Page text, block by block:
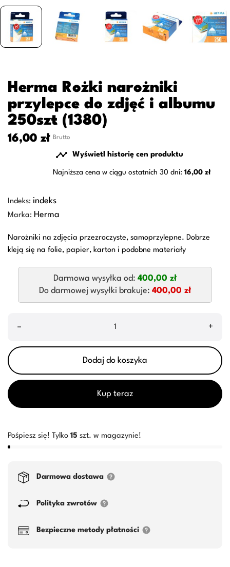
Herma Rożki narożniki
przylepce do zdjęć i albumu
250szt (1380)
16,00 zł Brutto
 Wyświetl historię cen produktu
Najniższa cena w ciągu ostatnich 30 dni: 16,00 zł
Indeks: indeks
Marka: Herma
Narożniki na zdjęcia przezroczyste, samoprzylepne. Dobrze
kleją się na folie, papier, karton i podobne materiały
Darmowa wysyłka od: 400,00 zł
Do darmowej wysyłki brakuje: 400,00 zł
– +
Dodaj do koszyka
Kup teraz
Pośpiesz się! Tylko 15 szt. w magazynie!
Darmowa dostawa
Polityka zwrotów
Bezpieczne metody płatności